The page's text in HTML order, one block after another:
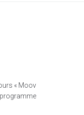
« Moov
programme